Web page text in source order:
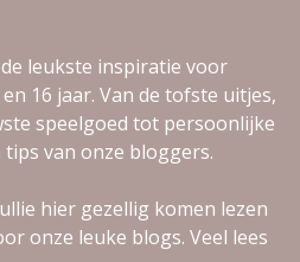
leukste inspiratie voor
16 jaar. Van de tofste uitjes,
speelgoed tot persoonlijke
van onze bloggers.
hier gezellig komen lezen
onze leuke blogs. Veel lees